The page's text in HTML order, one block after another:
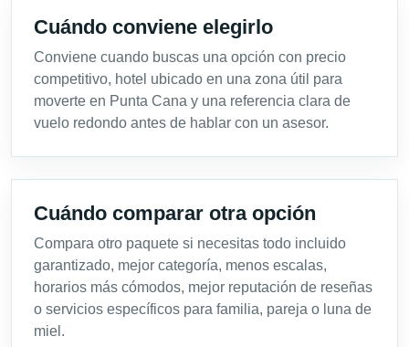
Cuándo conviene elegirlo
Conviene cuando buscas una opción con precio
competitivo, hotel ubicado en una zona útil para
moverte en Punta Cana y una referencia clara de
vuelo redondo antes de hablar con un asesor.
Cuándo comparar otra opción
Compara otro paquete si necesitas todo incluido
garantizado, mejor categoría, menos escalas,
horarios más cómodos, mejor reputación de reseñas
o servicios específicos para familia, pareja o luna de
miel.